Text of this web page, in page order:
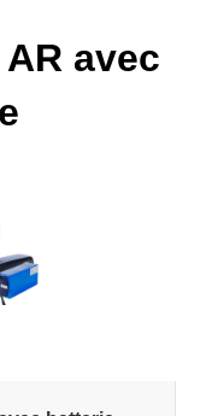
avec